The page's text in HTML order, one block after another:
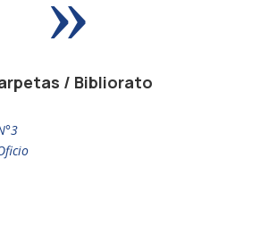
/ Bibliorato